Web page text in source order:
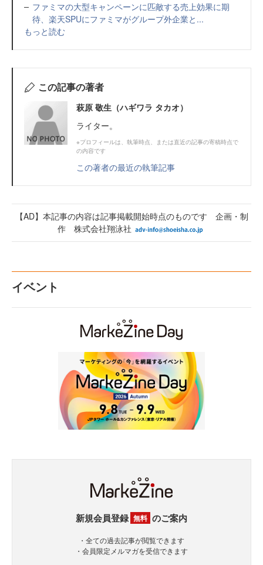
ファミマの大型キャンペーンに匹敵する売上効果に期
待、楽天SPUにファミマがグループ外企業と...
もっと読む
この記事の著者
萩原 敬生（ハギワラ タカオ）
ライター。
※プロフィールは、執筆時点、または直近の記事の寄稿時点で
の内容です
この著者の最近の執筆記事
【AD】本記事の内容は記事掲載開始時点のものです 企画・制
作 株式会社翔泳社
イベント
新規会員登録 無料 のご案内
・全ての過去記事が閲覧できます
・会員限定メルマガを受信できます